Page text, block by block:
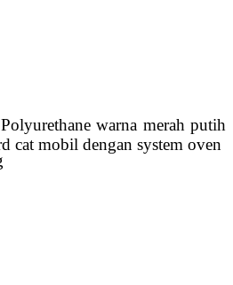
warna merah putih
cat mobil dengan system oven